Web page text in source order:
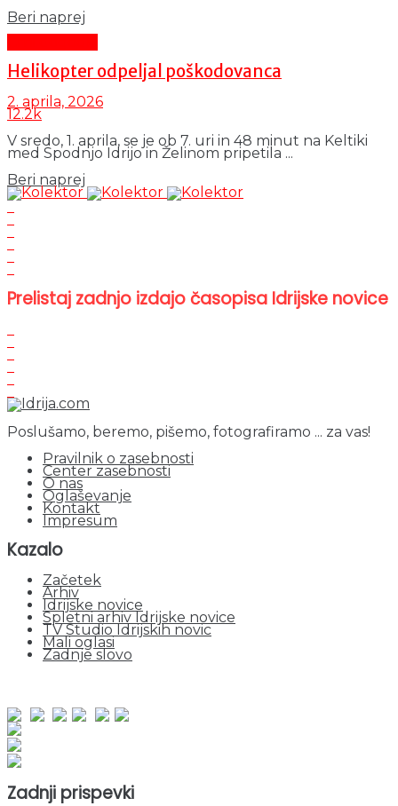
Beri naprej
Helikopter odpeljal poškodovanca
2. aprila, 2026
12.2k
V sredo, 1. aprila, se je ob 7. uri in 48 minut na Keltiki
med Spodnjo Idrijo in Želinom pripetila ...
Beri naprej
Prelistaj zadnjo izdajo časopisa Idrijske novice
Poslušamo, beremo, pišemo, fotografiramo ... za vas!
Pravilnik o zasebnosti
Center zasebnosti
O nas
Oglaševanje
Kontakt
Impresum
Kazalo
Začetek
Arhiv
Idrijske novice
Spletni arhiv Idrijske novice
TV Studio Idrijskih novic
Mali oglasi
Zadnje slovo
Zadnji prispevki